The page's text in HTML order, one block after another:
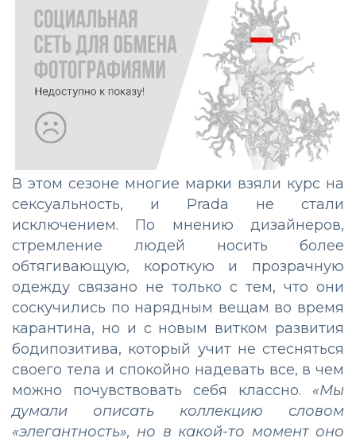
В этом сезоне многие марки взяли курс на
сексуальность, и Prada не стали
исключением. По мнению дизайнеров,
стремление людей носить более
обтягивающую, короткую и прозрачную
одежду связано не только с тем, что они
соскучились по нарядным вещам во время
карантина, но и с новым витком развития
бодипозитива, который учит не стесняться
своего тела и спокойно надевать все, в чем
можно почувствовать себя классно. «Мы
думали описать коллекцию словом
«элегантность», но в какой-то момент оно